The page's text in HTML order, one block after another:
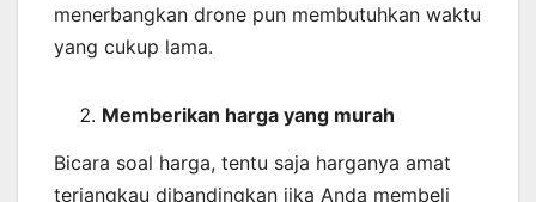
menerbangkan drone pun membutuhkan waktu
yang cukup lama.
Memberikan harga yang murah
Bicara soal harga, tentu saja harganya amat
terjangkau dibandingkan jika Anda membeli